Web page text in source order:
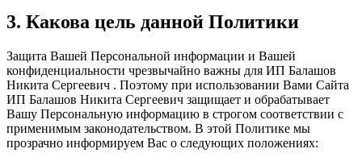
3. Какова цель данной Политики
Защита Вашей Персональной информации и Вашей
конфиденциальности чрезвычайно важны для ИП Балашов
Никита Сергеевич . Поэтому при использовании Вами Сайта
ИП Балашов Никита Сергеевич защищает и обрабатывает
Вашу Персональную информацию в строгом соответствии с
применимым законодательством. В этой Политике мы
прозрачно информируем Вас о следующих положениях: